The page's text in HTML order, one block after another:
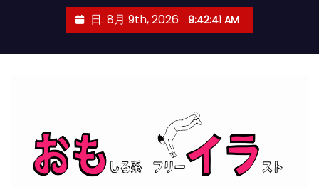
日. 8月 9th, 2026 9:42:41 AM